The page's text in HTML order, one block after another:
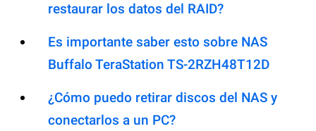
restaurar los datos del RAID?
Es importante saber esto sobre NAS
Buffalo TeraStation TS-2RZH48T12D
¿Cómo puedo retirar discos del NAS y
conectarlos a un PC?